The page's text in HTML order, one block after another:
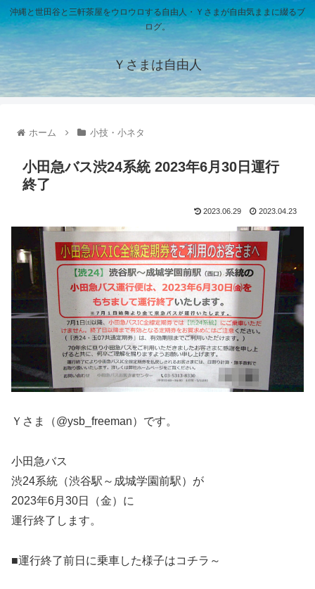
沖縄と世田谷と三軒茶屋をウロウロする自由人・Ｙさまが自由気ままに綴るブ
ログ。
Ｙさまは自由人
ホーム 小技・小ネタ
小田急バス渋24系統 2023年6月30日運行
終了
2023.06.29 2023.04.23
Ｙさま（@ysb_freeman）です。
小田急バス
渋24系統（渋谷駅～成城学園前駅）が
2023年6月30日（金）に
運行終了します。
■運行終了前日に乗車した様子はコチラ～